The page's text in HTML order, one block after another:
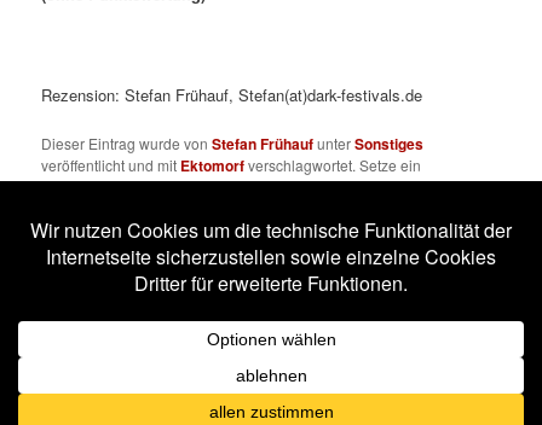
Rezension: Stefan Frühauf, Stefan(at)dark-festivals.de
Dieser Eintrag wurde vonStefan FrühaufunterSonstiges
veröffentlicht und mit Ektomorfverschlagwortet. Setze ein
Lesezeichen für denPermalink.
Impressum
Stolz präsentiert von WordPress